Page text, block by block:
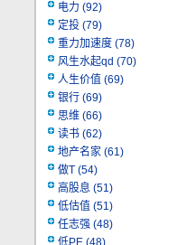
电力 (92)
定投 (79)
重力加速度 (78)
风生水起qd (70)
人生价值 (69)
银行 (69)
思维 (66)
读书 (62)
地产名家 (61)
做T (54)
高股息 (51)
低估值 (51)
任志强 (48)
低PE (48)